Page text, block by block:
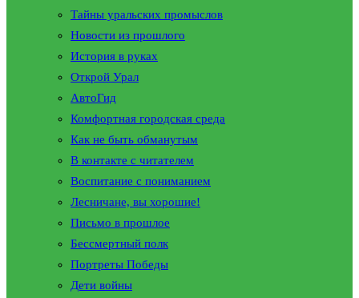
Тайны уральских промыслов
Новости из прошлого
История в руках
Открой Урал
АвтоГид
Комфортная городская среда
Как не быть обманутым
В контакте с читателем
Воспитание с пониманием
Лесничане, вы хорошие!
Письмо в прошлое
Бессмертный полк
Портреты Победы
Дети войны